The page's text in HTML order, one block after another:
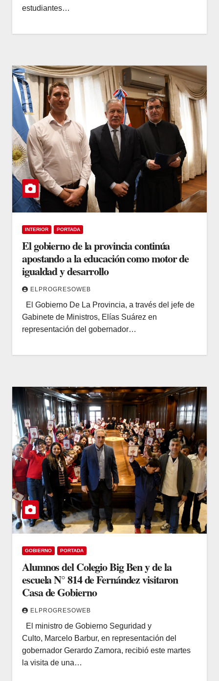
estudiantes…
INTERIOR PORTADA
El gobierno de la provincia continúa
apostando a la educación como motor de
igualdad y desarrollo
ELPROGRESOWEB
El Gobierno De La Provincia, a través del jefe de
Gabinete de Ministros, Elías Suárez en
representación del gobernador…
GOBIERNO PORTADA
Alumnos del Colegio Big Ben y de la
escuela N° 814 de Fernández visitaron
Casa de Gobierno
ELPROGRESOWEB
El ministro de Gobierno Seguridad y
Culto, Marcelo Barbur, en representación del
gobernador Gerardo Zamora, recibió este martes
la visita de una…